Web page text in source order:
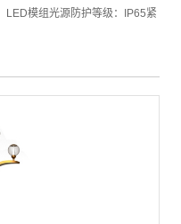
LED模组光源防护等级：IP65紧
做各种文化元素。产品特点：